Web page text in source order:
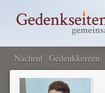
Nachruf Gedenkkerzen